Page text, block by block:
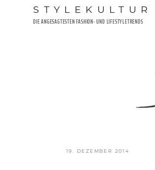
STYLEKULTUR
DIE ANGESAGTESTEN FASHION- UND LIFESTYLETRENDS
VERÖFFENTLICHT
19. DEZEMBER 2014